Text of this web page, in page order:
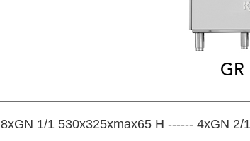
GR
8xGN 1/1 530x325xmax65 H ------ 4xGN